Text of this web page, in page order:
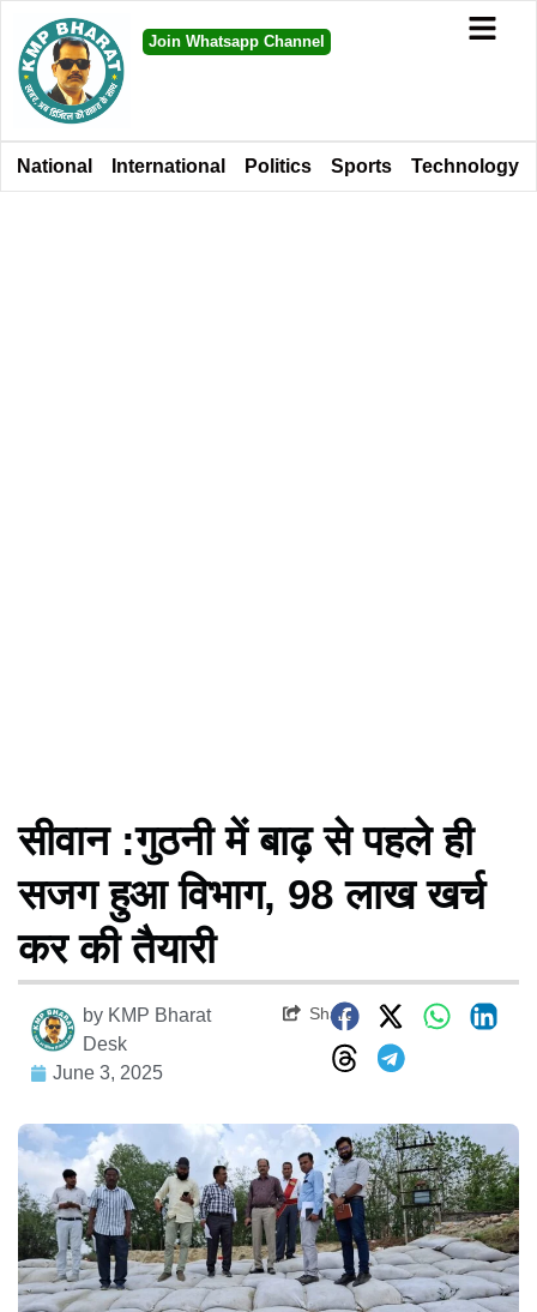
Join Whatsapp Channel
National International Politics Sports Technology
सीवान :गुठनी में बाढ़ से पहले ही
सजग हुआ विभाग, 98 लाख खर्च
कर की तैयारी
by KMP Bharat
Desk
June 3, 2025
Share